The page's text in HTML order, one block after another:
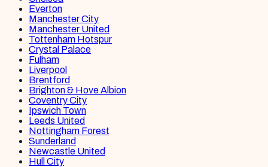
Everton
Manchester City
Manchester United
Tottenham Hotspur
Crystal Palace
Fulham
Liverpool
Brentford
Brighton & Hove Albion
Coventry City
Ipswich Town
Leeds United
Nottingham Forest
Sunderland
Newcastle United
Hull City